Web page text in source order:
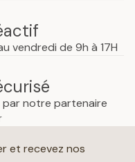
vendredi de 9h à 17H
par notre partenaire
et recevez nos